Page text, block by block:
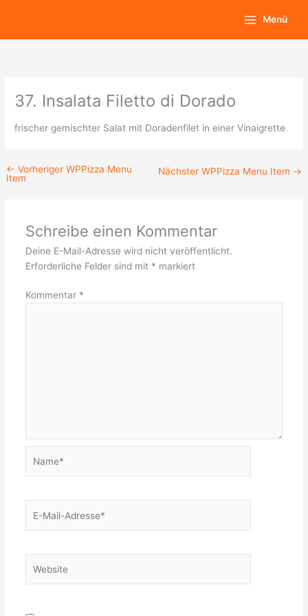
springen
Main
Menu
Menü
37. Insalata Filetto di Dorado
frischer gemischter Salat mit Doradenfilet in einer Vinaigrette
← Vorheriger WPPizza Menu
Item
Nächster WPPizza Menu Item →
Schreibe einen Kommentar
Deine E-Mail-Adresse wird nicht veröffentlicht.
Erforderliche Felder sind mit * markiert
Kommentar *
Mail-